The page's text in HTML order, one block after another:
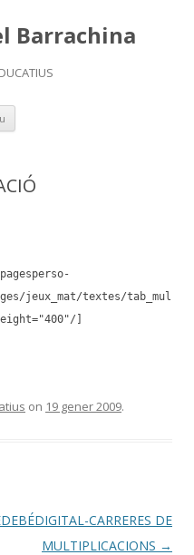
Barrachina
Skip
content
jeux_mat/textes/tab_mul
]
on 19 gener 2009.
CARRERES DE
MULTIPLICACIONS →